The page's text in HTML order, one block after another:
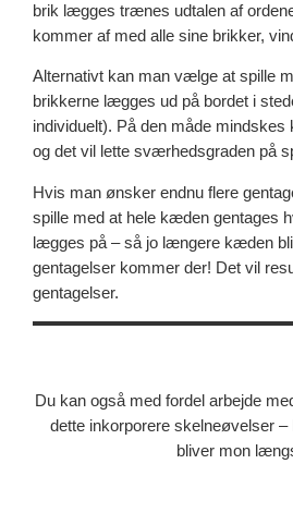
brik lægges trænes udtalen af
kommer af med alle sine brikker,
Alternativt kan man vælge at spille
brikkerne lægges ud på bordet i
individuelt). På den måde mindskes
og det vil lette sværhedsgraden på
Hvis man ønsker endnu flere
spille med at hele kæden gentages
lægges på – så jo længere kæden
gentagelser kommer der! Det vil
gentagelser.
Du kan også med fordel arbejde
dette inkorporere skelneøvelser
bliver mon